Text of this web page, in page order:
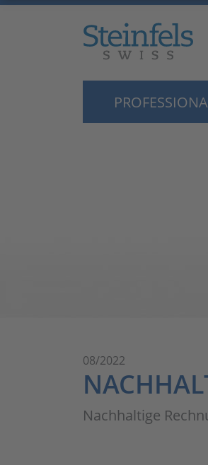
08/2022
Nachhaltige